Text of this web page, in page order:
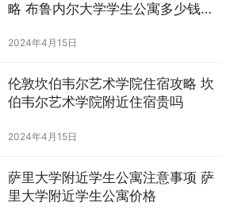
略 布鲁内尔大学学生公寓多少钱一
2024年4月15日
伦敦坎伯韦尔艺术学院住宿攻略 坎
伯韦尔艺术学院附近住宿贵吗
2024年4月15日
萨里大学附近学生公寓注意事项 萨
里大学附近学生公寓价格